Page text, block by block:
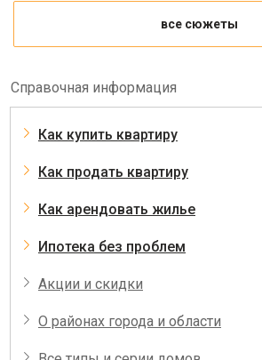
все сюжеты
Справочная информация
Как купить квартиру
Как продать квартиру
Как арендовать жилье
Ипотека без проблем
Акции и скидки
О районах города и области